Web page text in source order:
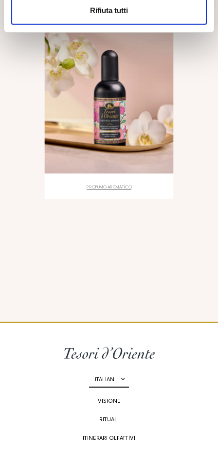
Rifiuta tutti
PROFUMO AROMATICO
ITALIAN
VISIONE
RITUALI
ITINERARI OLFATTIVI